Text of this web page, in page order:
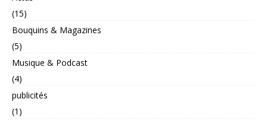
(15)
Bouquins & Magazines
(5)
Musique & Podcast
(4)
publicités
(1)